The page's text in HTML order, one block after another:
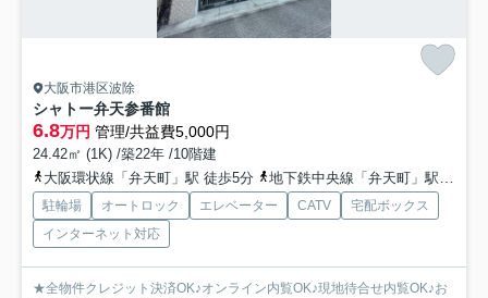
大阪市港区波除
シャトー弁天参番館
6.8万円 管理/共益費5,000円
24.42㎡ (1K) /築22年 /10階建
大阪環状線「弁天町」駅 徒歩5分
地下鉄中央線「弁天町」駅 徒歩5分
駐輪場 オートロック エレベーター CATV
宅配ボックス
インターネット対応
★全物件クレジット決済OK♪オンライン内覧OK♪現地待合せ内覧OK♪お